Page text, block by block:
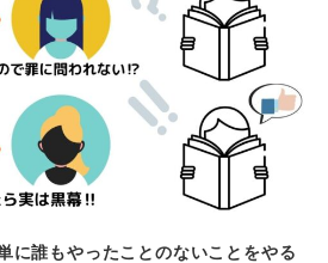
に誰もやったことのないことをやる